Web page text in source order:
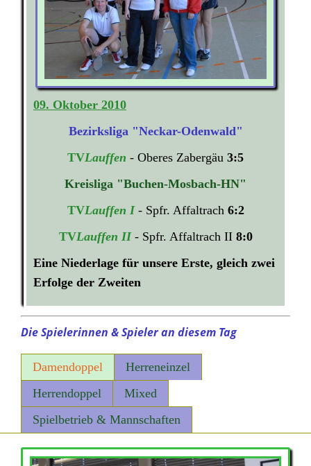
09. Oktober 2010
Bezirksliga "Neckar-Odenwald"
TVLauffen - Oberes Zabergäu 3:5
Kreisliga "Buchen-Mosbach-HN"
TVLauffen I- Spfr. Affaltrach 6:2
TVLauffen II- Spfr. Affaltrach II 8:0
Eine Niederlage für unsere Erste, gleich zwei
Erfolge der Zweiten
Die Spielerinnen & Spieler an diesem Tag
Damendoppel
Herreneinzel
Herrendoppel
Mixed
Spielbetrieb & Mannschaften